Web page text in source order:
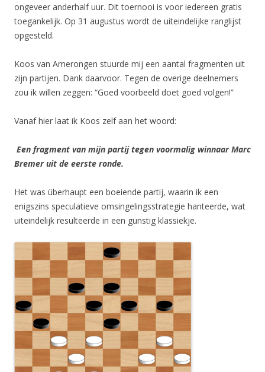
ongeveer anderhalf uur. Dit toernooi is voor iedereen gratis
toegankelijk. Op 31 augustus wordt de uiteindelijke ranglijst
opgesteld.
Koos van Amerongen stuurde mij een aantal fragmenten uit
zijn partijen. Dank daarvoor. Tegen de overige deelnemers
zou ik willen zeggen: “Goed voorbeeld doet goed volgen!”
Vanaf hier laat ik Koos zelf aan het woord:
Een fragment van mijn partij tegen voormalig winnaar Marc
Bremer uit de eerste ronde.
Het was überhaupt een boeiende partij, waarin ik een
enigszins speculatieve omsingelingsstrategie hanteerde, wat
uiteindelijk resulteerde in een gunstig klassiekje.